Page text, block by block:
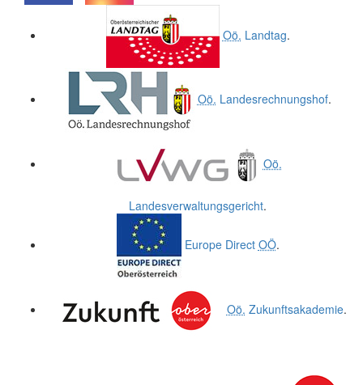
Oö. Landtag.
Oö. Landesrechnungshof.
Oö.
Landesverwaltungsgericht.
Europe Direct OÖ.
Oö. Zukunftsakademie.